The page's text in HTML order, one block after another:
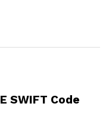
SWIFT Code